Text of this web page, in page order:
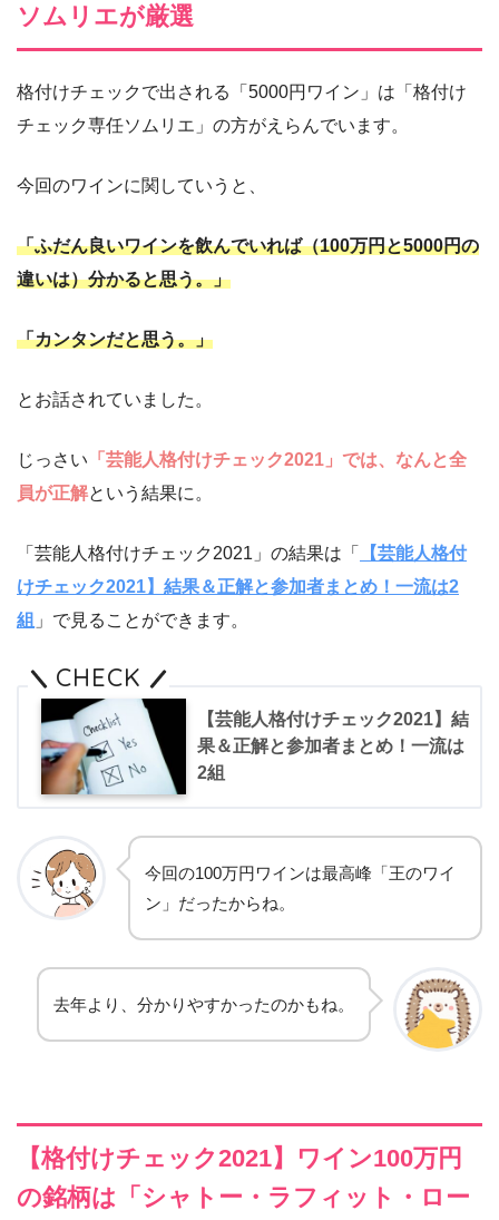
ソムリエが厳選
格付けチェックで出される「5000円ワイン」は「格付け
チェック専任ソムリエ」の方がえらんでいます。
今回のワインに関していうと、
「ふだん良いワインを飲んでいれば（100万円と5000円の
違いは）分かると思う。」
「カンタンだと思う。」
とお話されていました。
じっさい 「芸能人格付けチェック2021」では、なんと全
員が正解という結果に。
「芸能人格付けチェック2021」の結果は「
【芸能人格付
けチェック2021】結果＆正解と参加者まとめ！一流は2
組 」で見ることができます。
CHECK
【芸能人格付けチェック2021】結
果＆正解と参加者まとめ！一流は
2組
今回の100万円ワインは最高峰「王のワイ
ン」だったからね。
去年より、分かりやすかったのかもね。
【格付けチェック2021】ワイン100万円
の銘柄は「シャトー・ラフィット・ロー